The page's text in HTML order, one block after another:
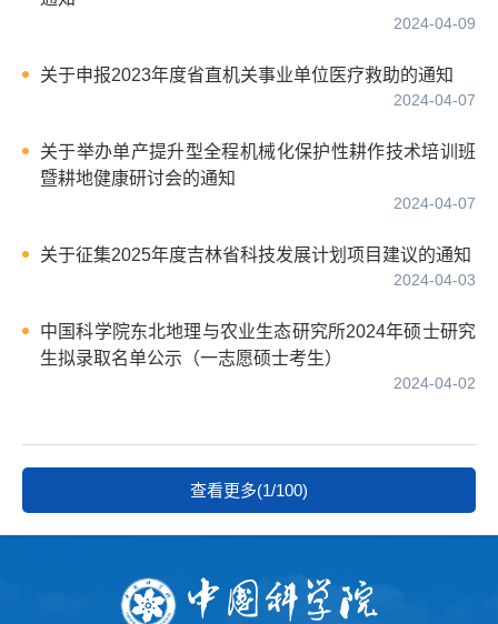
2024-04-09
关于申报2023年度省直机关事业单位医疗救助的通知
2024-04-07
关于举办单产提升型全程机械化保护性耕作技术培训班
暨耕地健康研讨会的通知
2024-04-07
关于征集2025年度吉林省科技发展计划项目建议的通知
2024-04-03
中国科学院东北地理与农业生态研究所2024年硕士研究
生拟录取名单公示（一志愿硕士考生）
2024-04-02
查看更多(1/100)